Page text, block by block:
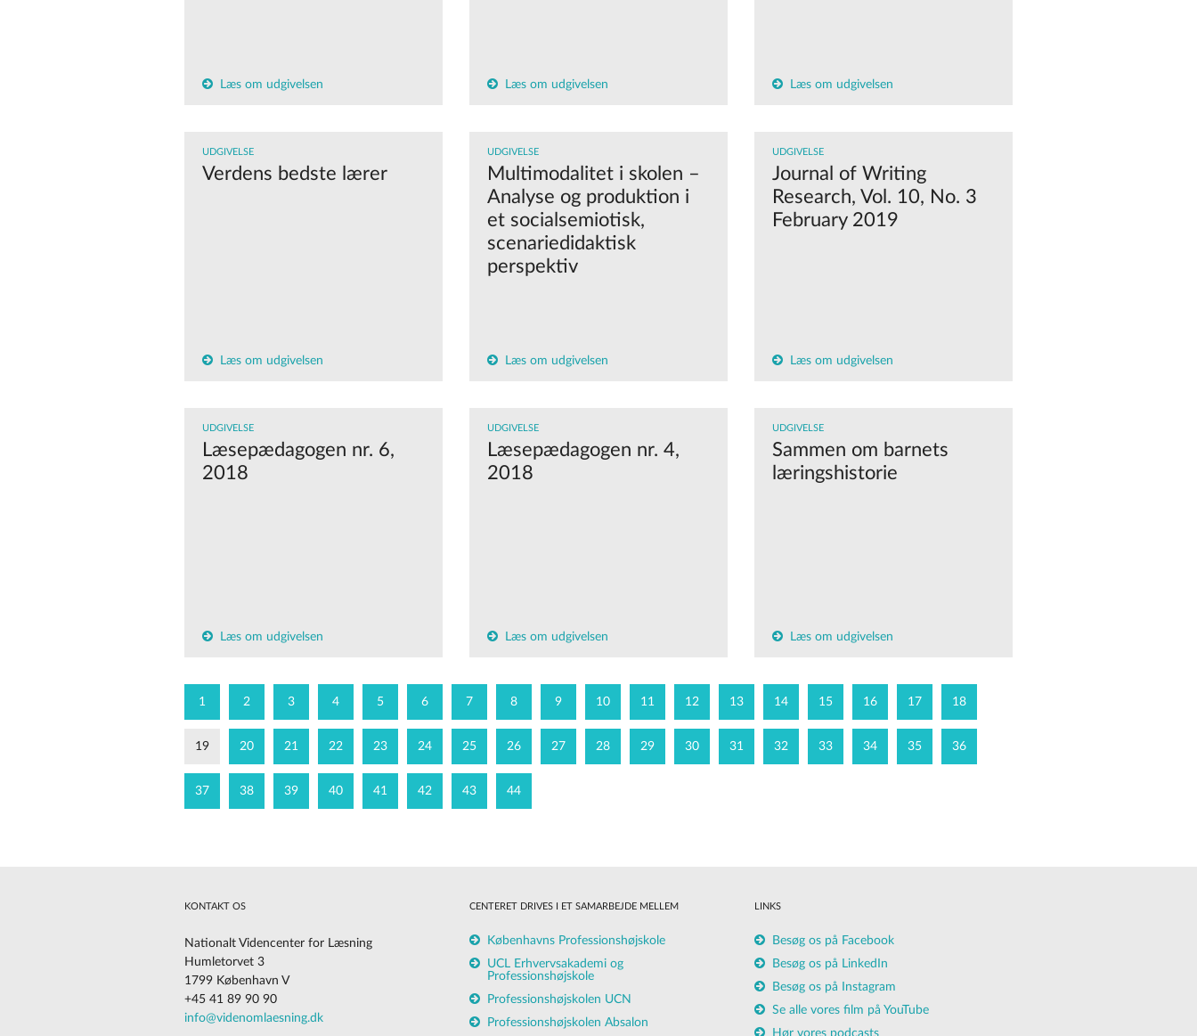
Læs om udgivelsen Læs om udgivelsen Læs om udgivelsen
UDGIVELSE
Verdens bedste lærer
Læs om udgivelsen
UDGIVELSE
Multimodalitet i skolen –
Analyse og produktion i
et socialsemiotisk,
scenariedidaktisk
perspektiv
Læs om udgivelsen
UDGIVELSE
Journal of Writing
Research, Vol. 10, No. 3
February 2019
Læs om udgivelsen
UDGIVELSE
Læsepædagogen nr. 6,
2018
Læs om udgivelsen
UDGIVELSE
Læsepædagogen nr. 4,
2018
Læs om udgivelsen
UDGIVELSE
Sammen om barnets
læringshistorie
Læs om udgivelsen
1 2 3 4 5 6 7 8 9 10 11 12 13 14 15 16 17 18
19 20 21 22 23 24 25 26 27 28 29 30 31 32 33 34 35 36
37 38 39 40 41 42 43 44
KONTAKT OS
Nationalt Videncenter for Læsning
Humletorvet 3
1799 København V
+45 41 89 90 90
info@videnomlaesning.dk
CENTERET DRIVES I ET SAMARBEJDE MELLEM
Københavns Professionshøjskole
UCL Erhvervsakademi og
Professionshøjskole
Professionshøjskolen UCN
Professionshøjskolen Absalon
LINKS
Besøg os på Facebook
Besøg os på LinkedIn
Besøg os på Instagram
Se alle vores film på YouTube
Cookies på vores website